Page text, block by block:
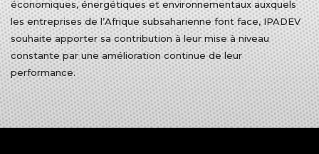
économiques, énergétiques et environnementaux auxquels
les entreprises de l’Afrique subsaharienne font face, IPADEV
souhaite apporter sa contribution à leur mise à niveau
constante par une amélioration continue de leur
performance.